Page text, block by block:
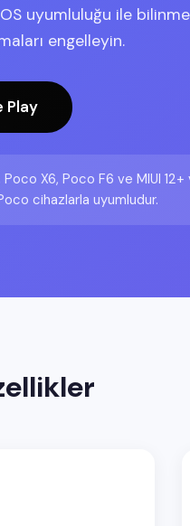
uyumluluğu ile
engelleyin.
Play
Poco X6, Poco F6 ve MIUI
cihazlarla uyumludur.